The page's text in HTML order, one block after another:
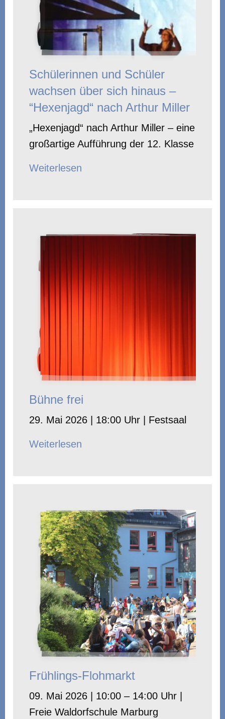
Schülerinnen und Schüler
wachsen über sich hinaus –
“Hexenjagd“ nach Arthur Miller
„Hexenjagd“ nach Arthur Miller – eine
großartige Aufführung der 12. Klasse
Weiterlesen
Bühne frei
29. Mai 2026 | 18:00 Uhr | Festsaal
Weiterlesen
Frühlings-Flohmarkt
09. Mai 2026 | 10:00 – 14:00 Uhr |
Freie Waldorfschule Marburg